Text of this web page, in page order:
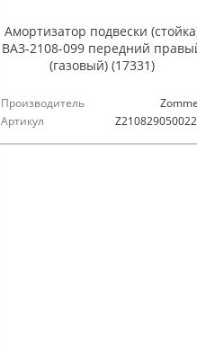
Амортизатор подвески
ВАЗ-2108-099 передний
(газовый) (17331)
Производитель
Артикул